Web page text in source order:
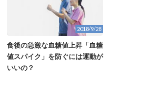
2018/9/28
食後の急激な血糖値上昇「血糖
値スパイク」を防ぐには運動が
いいの？